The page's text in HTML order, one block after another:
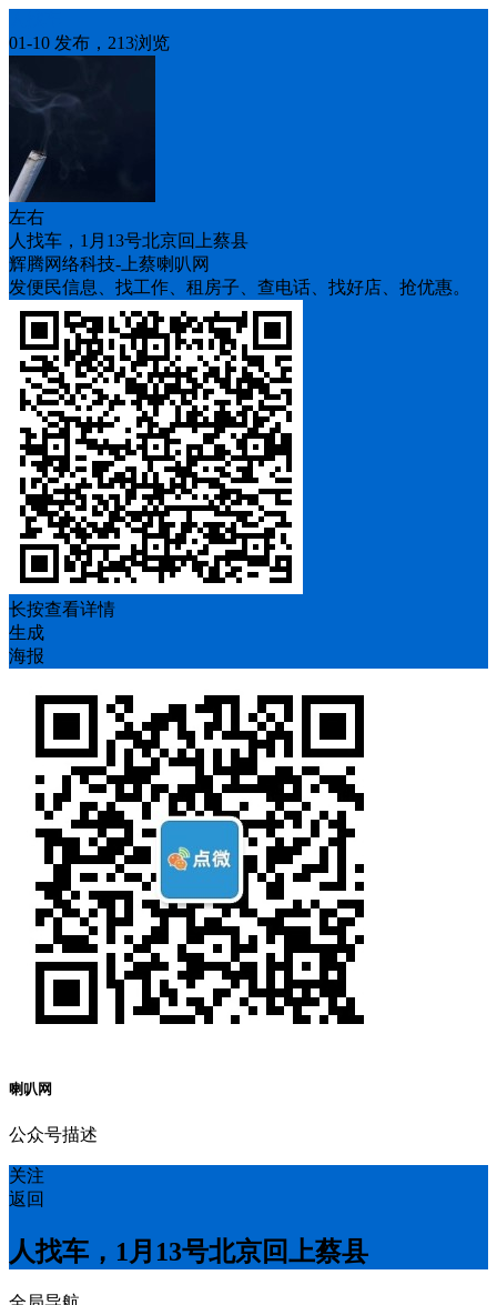
01-10 发布，213浏览
左右
人找车，1月13号北京回上蔡县
辉腾网络科技-上蔡喇叭网
发便民信息、找工作、租房子、查电话、找好店、抢优惠。
长按查看详情
生成
海报
喇叭网
公众号描述
关注
返回
人找车，1月13号北京回上蔡县